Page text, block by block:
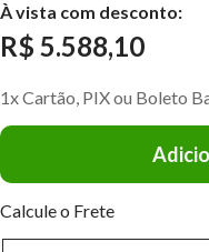
À vista com desconto:
R$ 5.588,10
1x Cartão, PIX ou Boleto
Calcule o Frete